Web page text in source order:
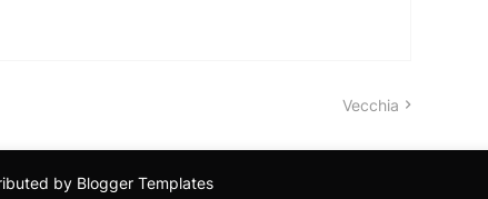
Vecchia
by Blogger Templates